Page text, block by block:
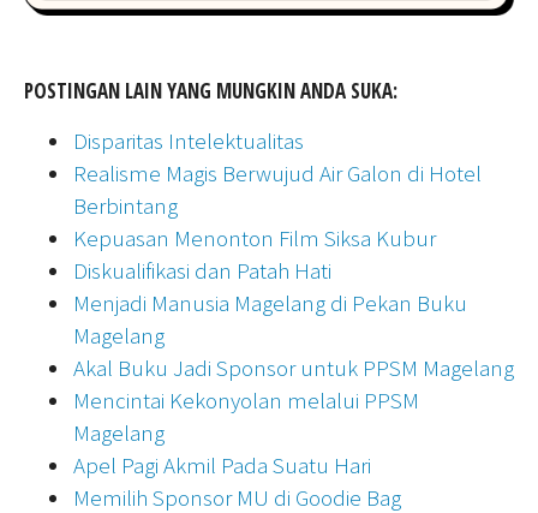
POSTINGAN LAIN YANG MUNGKIN ANDA SUKA:
Disparitas Intelektualitas
Realisme Magis Berwujud Air Galon di Hotel
Berbintang
Kepuasan Menonton Film Siksa Kubur
Diskualifikasi dan Patah Hati
Menjadi Manusia Magelang di Pekan Buku
Magelang
Akal Buku Jadi Sponsor untuk PPSM Magelang
Mencintai Kekonyolan melalui PPSM
Magelang
Apel Pagi Akmil Pada Suatu Hari
Memilih Sponsor MU di Goodie Bag